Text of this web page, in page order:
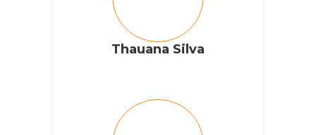
Thauana Silva